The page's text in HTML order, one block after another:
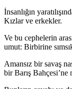
İnsanlığın
Kızlar ve erkekler.
Ve bu cephelerin
umut: Birbirine
Amansız bir savaş
bir Barış Bahçesi’ne